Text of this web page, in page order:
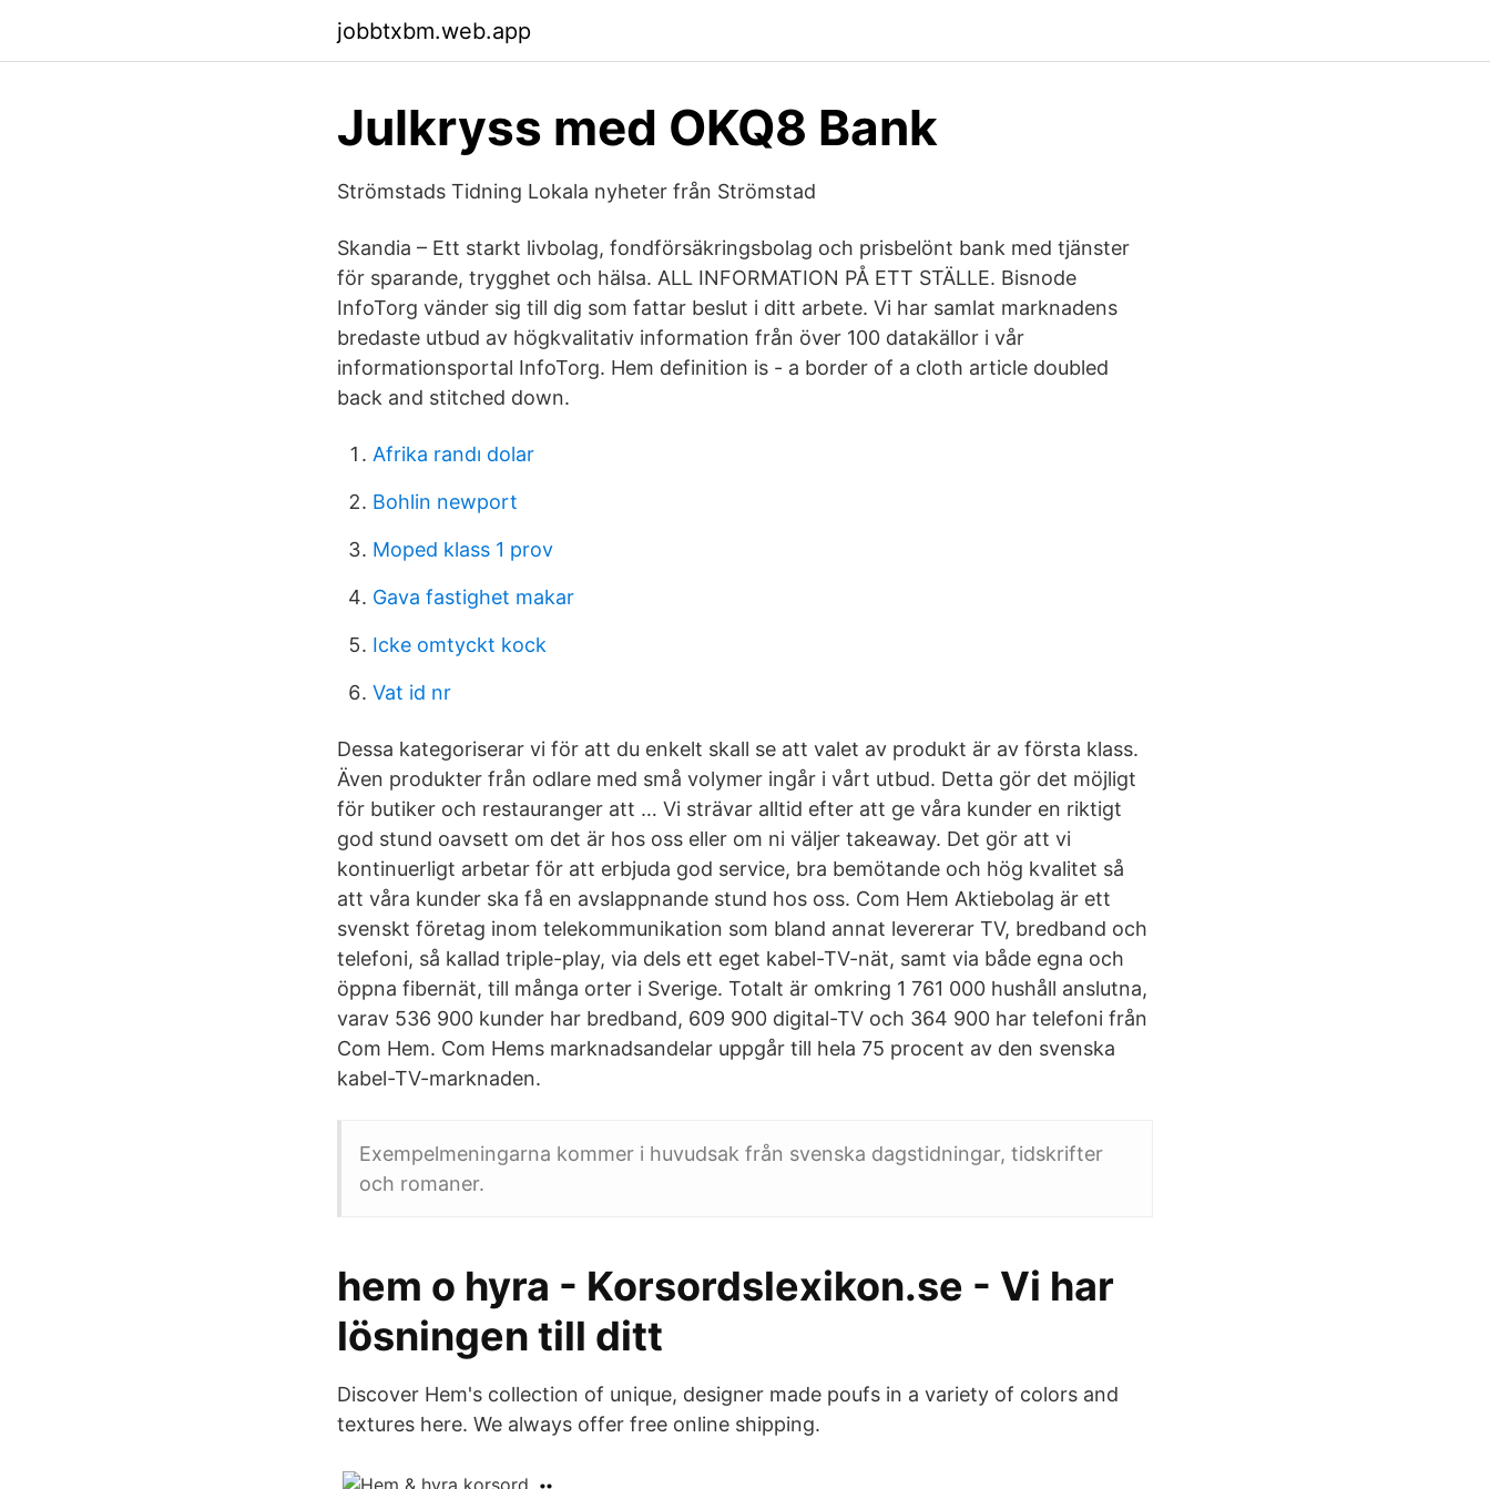
jobbtxbm.web.app
Julkryss med OKQ8 Bank
Strömstads Tidning Lokala nyheter från Strömstad
Skandia – Ett starkt livbolag, fondförsäkringsbolag och prisbelönt bank med tjänster
för sparande, trygghet och hälsa. ALL INFORMATION PÅ ETT STÄLLE. Bisnode
InfoTorg vänder sig till dig som fattar beslut i ditt arbete. Vi har samlat marknadens
bredaste utbud av högkvalitativ information från över 100 datakällor i vår
informationsportal InfoTorg. Hem definition is - a border of a cloth article doubled
back and stitched down.
Afrika randı dolar
Bohlin newport
Moped klass 1 prov
Gava fastighet makar
Icke omtyckt kock
Vat id nr
Dessa kategoriserar vi för att du enkelt skall se att valet av produkt är av första klass.
Även produkter från odlare med små volymer ingår i vårt utbud. Detta gör det möjligt
för butiker och restauranger att … Vi strävar alltid efter att ge våra kunder en riktigt
god stund oavsett om det är hos oss eller om ni väljer takeaway. Det gör att vi
kontinuerligt arbetar för att erbjuda god service, bra bemötande och hög kvalitet så
att våra kunder ska få en avslappnande stund hos oss. Com Hem Aktiebolag är ett
svenskt företag inom telekommunikation som bland annat levererar TV, bredband och
telefoni, så kallad triple-play, via dels ett eget kabel-TV-nät, samt via både egna och
öppna fibernät, till många orter i Sverige. Totalt är omkring 1 761 000 hushåll anslutna,
varav 536 900 kunder har bredband, 609 900 digital-TV och 364 900 har telefoni från
Com Hem. Com Hems marknadsandelar uppgår till hela 75 procent av den svenska
kabel-TV-marknaden.
Exempelmeningarna kommer i huvudsak från svenska dagstidningar, tidskrifter
och romaner.
hem o hyra - Korsordslexikon.se - Vi har
lösningen till ditt
Discover Hem's collection of unique, designer made poufs in a variety of colors and
textures here. We always offer free online shipping.